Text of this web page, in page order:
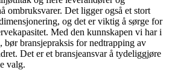
ombruksvarer. Det ligger også et stort
og det er viktig å sørge for
Med den kunnskapen vi har i
bør bransjepraksis for nedtrapping av
Det er et bransjeansvar å tydeliggjøre
valg.